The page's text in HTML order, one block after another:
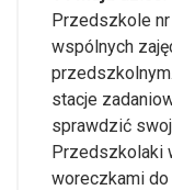
Przedszkole
wspólnych
stacje
sprawdzić
Przedszkolaki
woreczkami do